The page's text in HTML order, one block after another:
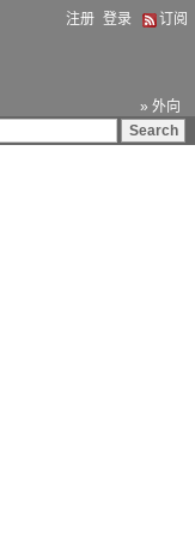
注册 登录 订阅
» 外向